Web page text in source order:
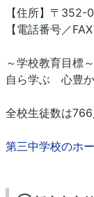
【住所】〒
【電話番号／
～学校教育目標～
自ら学ぶ 心豊
全校生徒数は766
第三中学校のホ